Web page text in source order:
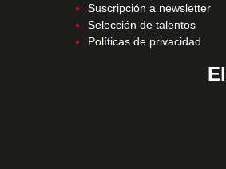
Suscripción a newsletter
Selección de talentos
Políticas de privacidad